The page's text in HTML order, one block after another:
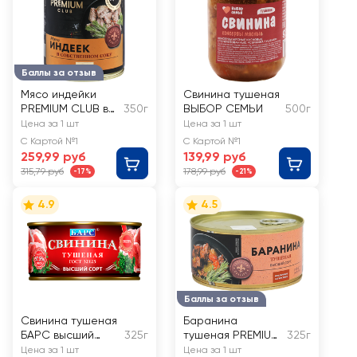
Баллы за отзыв
Мясо индейки
PREMIUM CLUB в
собственном соку
350г
Цена за 1 шт
С Картой №1
259,99 руб
315,79 руб -17%
Свинина тушеная
ВЫБОР СЕМЬИ
500г
Цена за 1 шт
С Картой №1
139,99 руб
178,99 руб -21%
4.9
Свинина тушеная
БАРС высший
сорт
325г
Цена за 1 шт
Баллы за отзыв
4.5
Баранина
тушеная PREMIUM
CLUB высший
325г
Цена за 1 шт